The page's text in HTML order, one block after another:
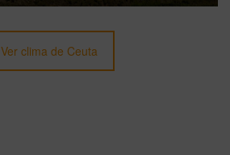
Ver clima de Ceuta